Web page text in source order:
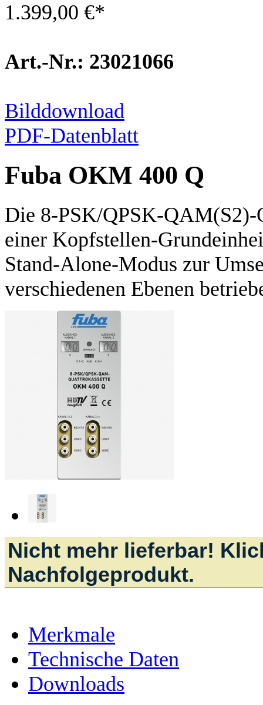
1.399,00 €*
Art.-Nr.: 23021066
Bilddownload
PDF-Datenblatt
Fuba OKM 400 Q
Die 8-PSK/QPSK-QAM(S2)-
einer Kopfstellen-
Stand-Alone-Modus zur
verschiedenen Ebenen
Nicht mehr lieferbar!
Nachfolgeprodukt.
Merkmale
Technische Daten
Downloads